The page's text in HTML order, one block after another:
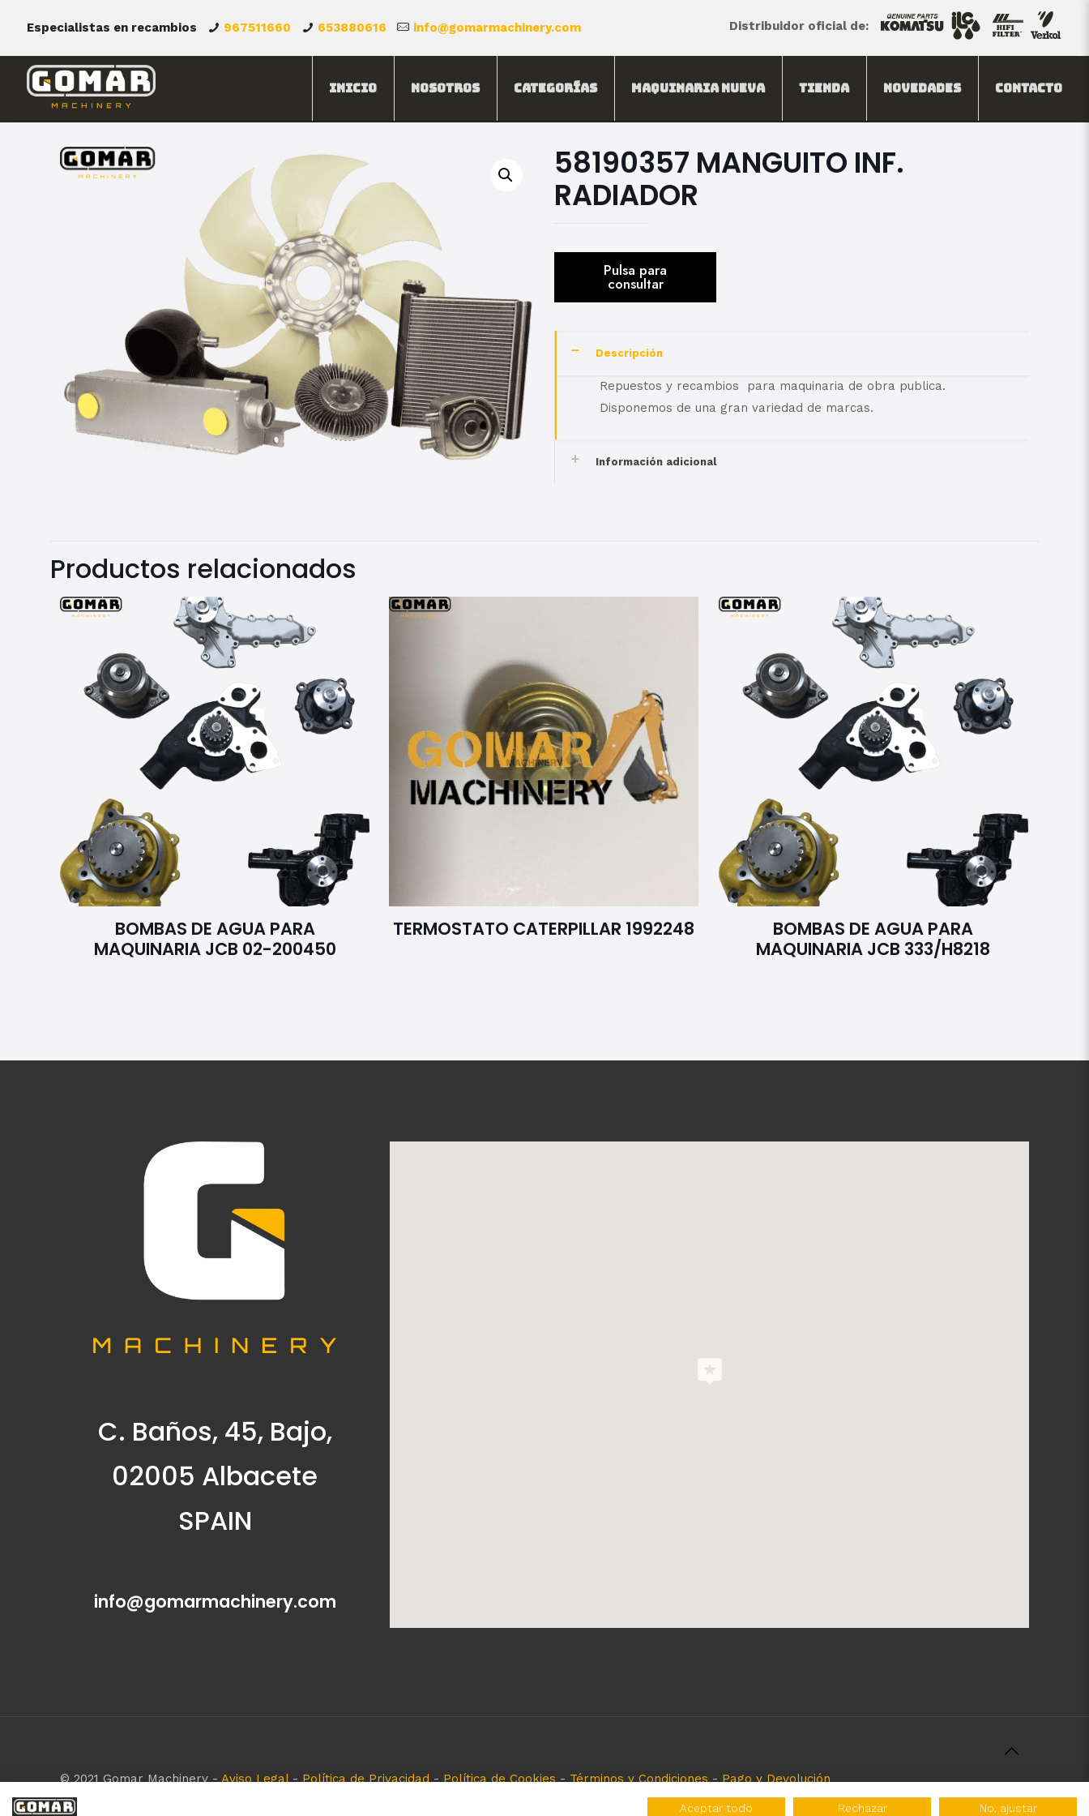
Especialistas en recambios 967511660 653880616 info@gomarmachinery.com Distribuidor oficial de:
Inicio Nosotros Categorías Maquinaria Nueva Tienda Novedades Contacto
58190357 MANGUITO INF.
RADIADOR
Descripción
Repuestos y recambios para maquinaria de obra publica.
Disponemos de una gran variedad de marcas.
Información adicional
Productos relacionados
BOMBAS DE AGUA PARA
MAQUINARIA JCB 02-200450
TERMOSTATO CATERPILLAR 1992248
BOMBAS DE AGUA PARA
MAQUINARIA JCB 333/H8218
C. Baños, 45, Bajo,
02005 Albacete
SPAIN
info@gomarmachinery.com
© 2021 Gomar Machinery -Aviso Legal-Política de Privacidad-Política de Cookies-Términos y Condiciones-Pago y Devolución
Todas las marcas aquí mencionadas son de simple referencia, es solo para especificar los productos que comercializamos y el servicio que brindamos. Nuestra
Aceptar todo Rechazar No, ajustar